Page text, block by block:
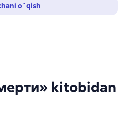
kitobidan
o`qish